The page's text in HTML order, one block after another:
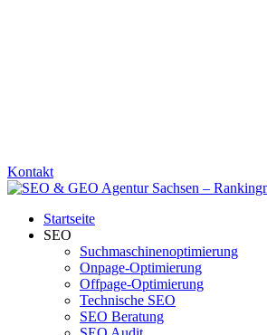
Kontakt
Startseite
SEO
Suchmaschinenoptimierung
Onpage-Optimierung
Offpage-Optimierung
Technische SEO
SEO Beratung